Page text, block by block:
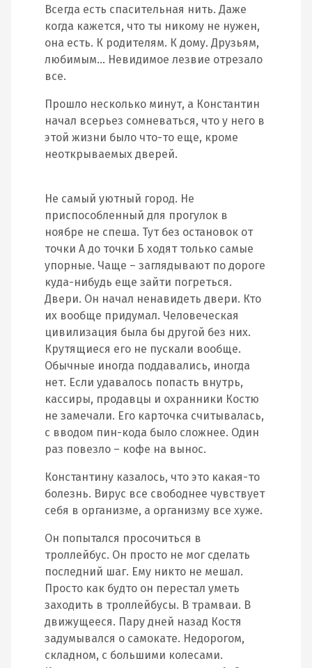
Всегда есть спасительная нить. Даже
когда кажется, что ты никому не нужен,
она есть. К родителям. К дому. Друзьям,
любимым… Невидимое лезвие отрезало
все.
Прошло несколько минут, а Константин
начал всерьез сомневаться, что у него в
этой жизни было что-то еще, кроме
неоткрываемых дверей.
Не самый уютный город. Не
приспособленный для прогулок в
ноябре не спеша. Тут без остановок от
точки А до точки Б ходят только самые
упорные. Чаще – заглядывают по дороге
куда-нибудь еще зайти погреться.
Двери. Он начал ненавидеть двери. Кто
их вообще придумал. Человеческая
цивилизация была бы другой без них.
Крутящиеся его не пускали вообще.
Обычные иногда поддавались, иногда
нет. Если удавалось попасть внутрь,
кассиры, продавцы и охранники Костю
не замечали. Его карточка считывалась,
с вводом пин-кода было сложнее. Один
раз повезло – кофе на вынос.
Константину казалось, что это какая-то
болезнь. Вирус все свободнее чувствует
себя в организме, а организму все хуже.
Он попытался просочиться в
троллейбус. Он просто не мог сделать
последний шаг. Ему никто не мешал.
Просто как будто он перестал уметь
заходить в троллейбусы. В трамваи. В
движущееся. Пару дней назад Костя
задумывался о самокате. Недорогом,
складном, с большими колесами.